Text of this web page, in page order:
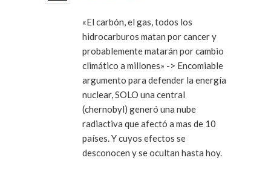
«El carbón, el gas, todos los
hidrocarburos matan por cancer y
probablemente matarán por cambio
climático a millones» -> Encomiable
argumento para defender la energía
nuclear, SOLO una central
(chernobyl) generó una nube
radiactiva que afectó a mas de 10
países. Y cuyos efectos se
desconocen y se ocultan hasta hoy.